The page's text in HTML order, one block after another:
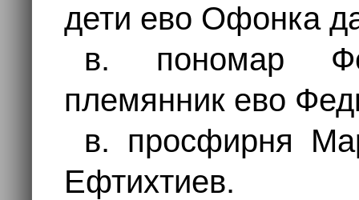
дети ево Офонка
в. пономар
племянник ево
в. просфирня
Ефтихтиев.